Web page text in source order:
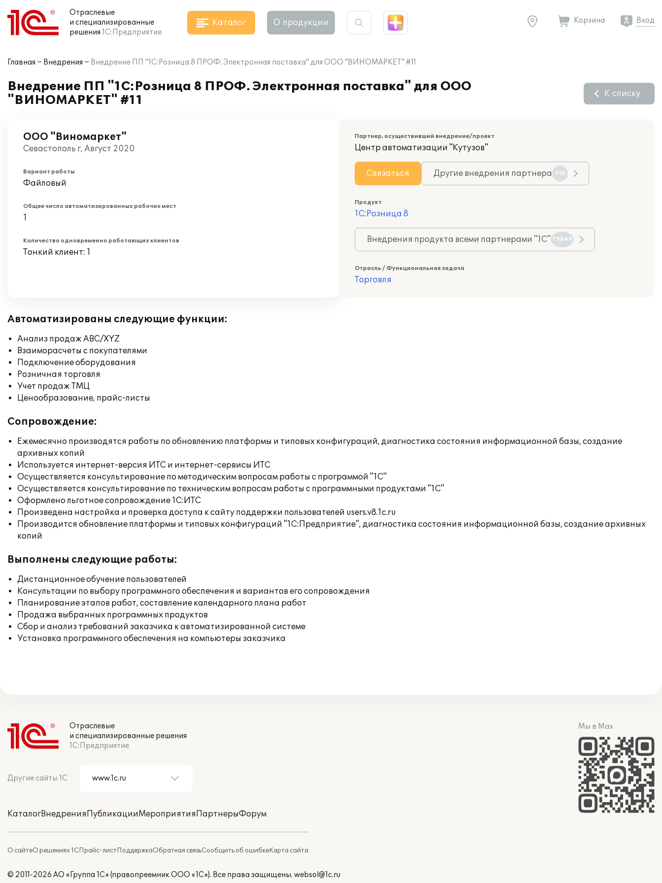
Отраслевые
и специализированные
решения 1С:Предприятие
Каталог О продукции Корзина Вход
Главная Внедрения Внедрение ПП "1С:Розница 8 ПРОФ. Электронная поставка" для ООО "ВИНОМАРКЕТ" #11
Внедрение ПП "1С:Розница 8 ПРОФ. Электронная поставка" для ООО
"ВИНОМАРКЕТ" #11
К списку
ООО "Виномаркет"
Севастополь г, Август 2020
Вариант работы
Файловый
Общее число автоматизированных рабочих мест
1
Количество одновременно работающих клиентов
Тонкий клиент: 1
Партнер, осуществивший внедрение/проект
Центр автоматизации "Кутузов"
Связаться Другие внедрения партнера 910
Продукт
1С:Розница 8
Внедрения продукта всеми партнерами "1С" 79849
Отрасль / Функциональная задача
Торговля
Автоматизированы следующие функции:
Анализ продаж ABC/XYZ
Взаиморасчеты с покупателями
Подключение оборудования
Розничная торговля
Учет продаж ТМЦ
Ценообразование, прайс-листы
Сопровождение:
Ежемесячно производятся работы по обновлению платформы и типовых конфигураций, диагностика состояния информационной базы, создание
архивных копий
Используется интернет-версия ИТС и интернет-сервисы ИТС
Осуществляется консультирование по методическим вопросам работы с программой "1С"
Осуществляется консультирование по техническим вопросам работы с программными продуктами "1С"
Оформлено льготное сопровождение 1С:ИТС
Произведена настройка и проверка доступа к сайту поддержки пользователей users.v8.1c.ru
Производится обновление платформы и типовых конфигураций "1С:Предприятие", диагностика состояния информационной базы, создание архивных
копий
Выполнены следующие работы:
Дистанционное обучение пользователей
Консультации по выбору программного обеспечения и вариантов его сопровождения
Планирование этапов работ, составление календарного плана работ
Продажа выбранных программных продуктов
Сбор и анализ требований заказчика к автоматизированной системе
Установка программного обеспечения на компьютеры заказчика
Отраслевые
и специализированные решения
1С:Предприятие
Другие сайты 1С
КаталогВнедренияПубликацииМероприятияПартнерыФорум
О сайтеО решениях 1СПрайс-листПоддержкаОбратная связьСообщить об ошибкеКарта сайта
Мы в Max
© 2011-2026 АО «Группа 1С» (правопреемник ООО «1С»). Все права защищены. websol@1c.ru